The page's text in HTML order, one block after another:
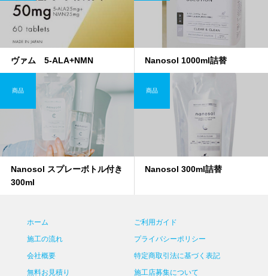
ヴァム 5-ALA+NMN Nanosol 1000ml詰替
Nanosol スプレーボトル付き
300ml
商品
Nanosol 300ml詰替
商品
ホーム
施工の流れ
会社概要
無料お見積り
ご利用ガイド
プライバシーポリシー
特定商取引法に基づく表記
施工店募集について